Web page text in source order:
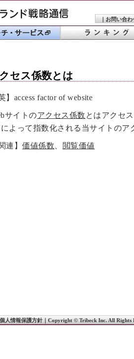
｜ お問い合わ
セス係数とは
】access factor of website
サイトのアクセス係数 とはアクセ
によって指数化される当サイトのア
連】価値係数 閲覧価値
個人情報保護方針｜ Copyright © Tribeck Inc. All Rights